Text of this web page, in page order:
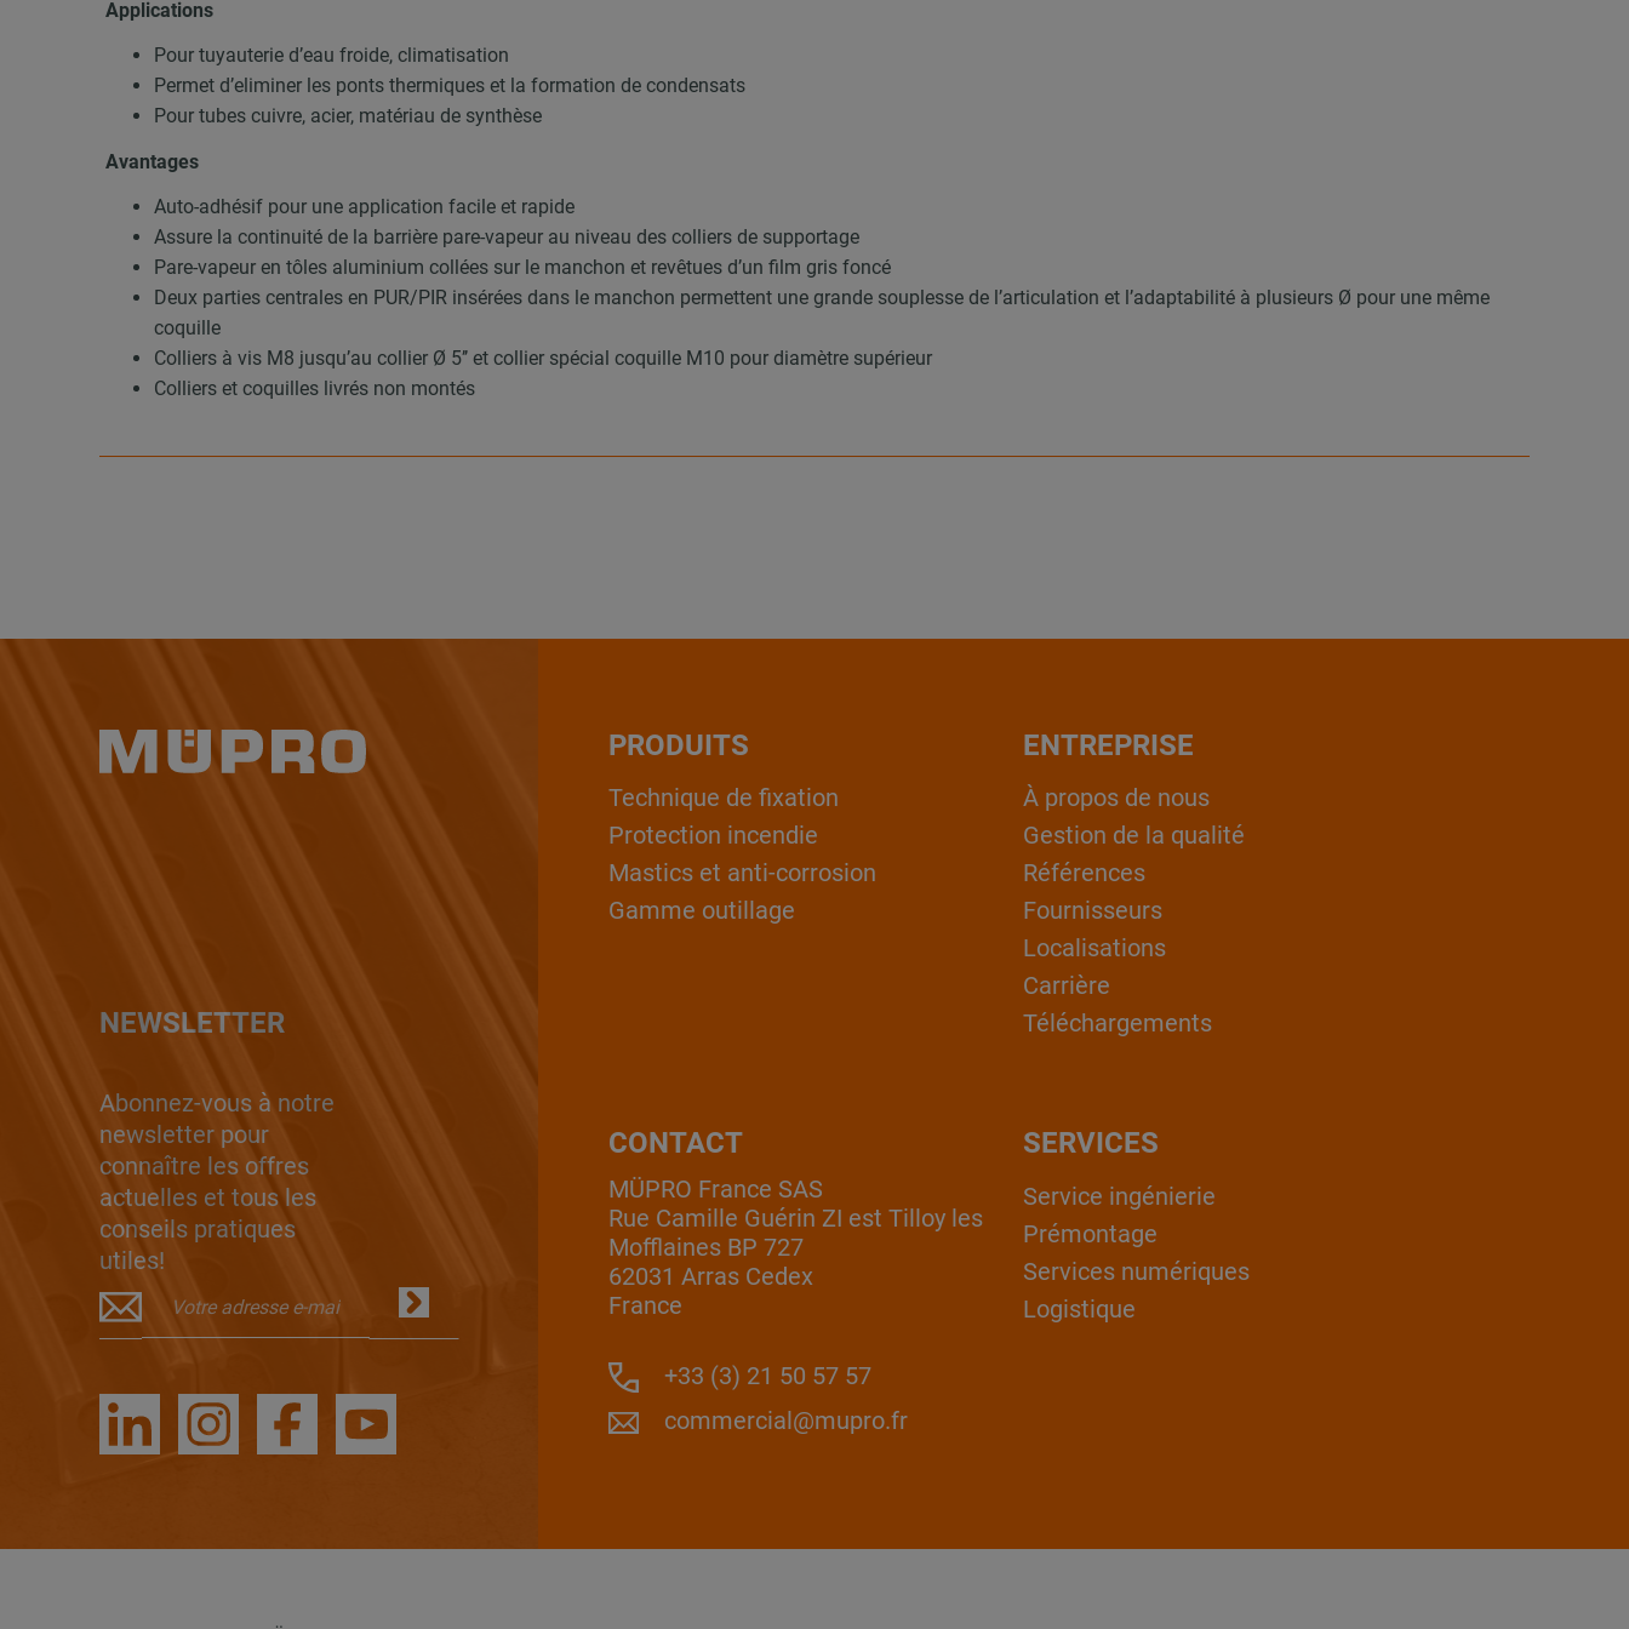
Applications
Pour tuyauterie d’eau froide, climatisation
Permet d’eliminer les ponts thermiques et la formation de condensats
Pour tubes cuivre, acier, matériau de synthèse
Avantages
Auto-adhésif pour une application facile et rapide
Assure la continuité de la barrière pare-vapeur au niveau des colliers de supportage
Pare-vapeur en tôles aluminium collées sur le manchon et revêtues d’un film gris foncé
Deux parties centrales en PUR/PIR insérées dans le manchon permettent une grande souplesse de l’articulation et l’adaptabilité à plusieurs Ø pour une même
coquille
Colliers à vis M8 jusqu’au collier Ø 5’’ et collier spécial coquille M10 pour diamètre supérieur
Colliers et coquilles livrés non montés
NEWSLETTER
Abonnez-vous à notre
newsletter pour
connaître les offres
actuelles et tous les
conseils pratiques
utiles!
PRODUITS
Technique de fixation
Protection incendie
Mastics et anti-corrosion
Gamme outillage
ENTREPRISE
À propos de nous
Gestion de la qualité
Références
Fournisseurs
Localisations
Carrière
Téléchargements
CONTACT
MÜPRO France SAS
Rue Camille Guérin ZI est Tilloy les
Mofflaines BP 727
62031 Arras Cedex
France
+33 (3) 21 50 57 57
commercial@mupro.fr
SERVICES
Service ingénierie
Prémontage
Services numériques
Logistique